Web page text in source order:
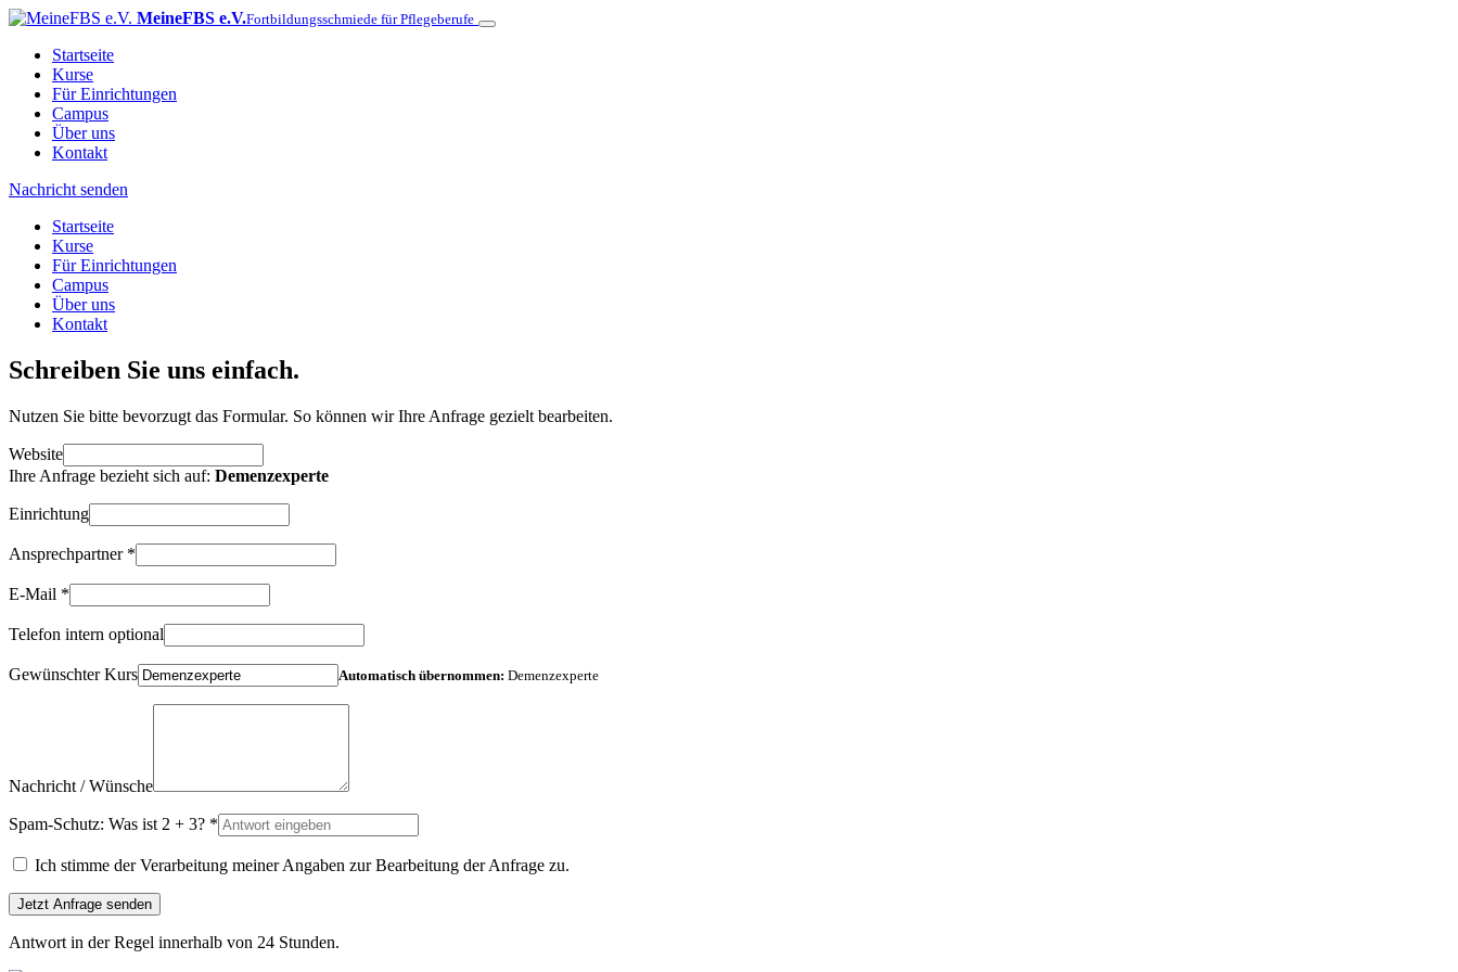
MeineFBS e.V.Fortbildungsschmiede für Pflegeberufe
Startseite
Kurse
Für Einrichtungen
Campus
Über uns
Kontakt
Nachricht senden
Startseite
Kurse
Für Einrichtungen
Campus
Über uns
Kontakt
Schreiben Sie uns einfach.
Nutzen Sie bitte bevorzugt das Formular. So können wir Ihre Anfrage gezielt bearbeiten.
Website
Ihre Anfrage bezieht sich auf: Demenzexperte
Einrichtung
Ansprechpartner *
E-Mail *
Telefon intern optional
Gewünschter Kurs Automatisch übernommen: Demenzexperte
Nachricht / Wünsche
Spam-Schutz: Was ist 2 + 3? *
Ich stimme der Verarbeitung meiner Angaben zur Bearbeitung der Anfrage zu.
Jetzt Anfrage senden
Antwort in der Regel innerhalb von 24 Stunden.